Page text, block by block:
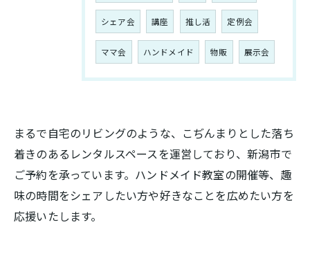
シェア会 講座 推し活 定例会
ママ会 ハンドメイド 物販 展示会
まるで自宅のリビングのような、こぢんまりとした落ち
着きのあるレンタルスペースを運営しており、新潟市で
ご予約を承っています。ハンドメイド教室の開催等、趣
味の時間をシェアしたい方や好きなことを広めたい方を
応援いたします。